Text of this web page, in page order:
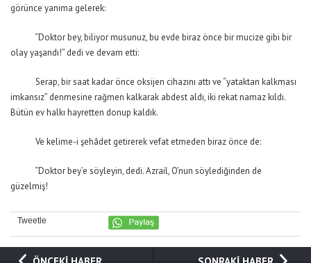
görünce yanıma gelerek:
“Doktor bey, biliyor musunuz, bu evde biraz önce bir mucize gibi bir
olay yaşandı!” dedi ve devam etti:
Serap, bir saat kadar önce oksijen cihazını attı ve “yataktan kalkması
imkansız” denmesine rağmen kalkarak abdest aldı, iki rekat namaz kıldı.
Bütün ev halkı hayretten donup kaldık.
Ve kelime-i şehâdet getirerek vefat etmeden biraz önce de:
“Doktor bey’e söyleyin, dedi. Azrail, O’nun söylediğinden de
güzelmiş!
Tweetle